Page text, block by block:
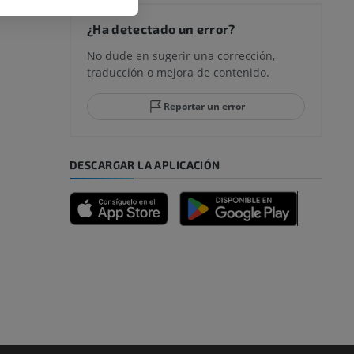
¿Ha detectado un error?
No dude en sugerir una corrección,
traducción o mejora de contenido.
Reportar un error
DESCARGAR LA APLICACIÓN